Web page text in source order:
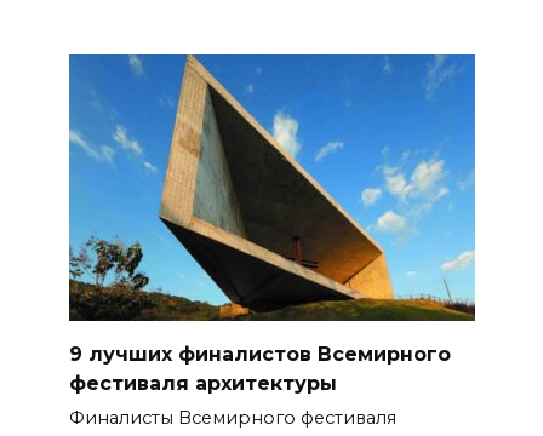
9 лучших финалистов Всемирного
фестиваля архитектуры
Финалисты Всемирного фестиваля